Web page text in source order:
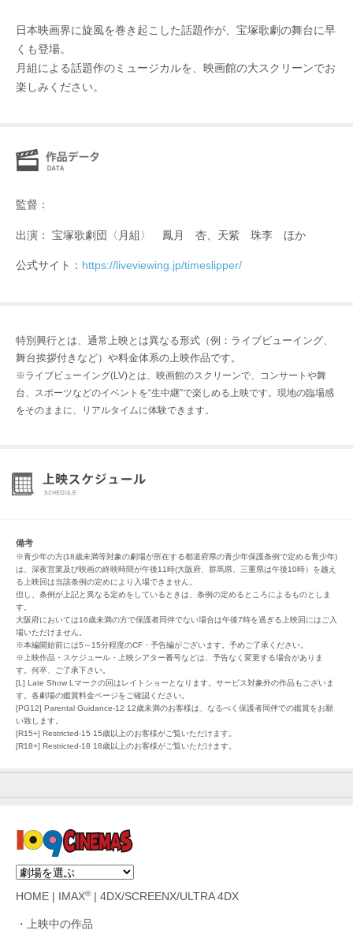
日本映画界に旋風を巻き起こした話題作が、宝塚歌劇の舞台に早
くも登場。
月組による話題作のミュージカルを、映画館の大スクリーンでお
楽しみください。
監督：
出演： 宝塚歌劇団〈月組〉 鳳月 杏、天紫 珠李 ほか
公式サイト： https://liveviewing.jp/timeslipper/
特別興行とは、通常上映とは異なる形式（例：ライブビューイング、
舞台挨拶付きなど）や料金体系の上映作品です。
※ライブビューイング(LV)とは、映画館のスクリーンで、コンサートや舞
台、スポーツなどのイベントを“生中継”で楽しめる上映です。現地の臨場感
をそのままに、リアルタイムに体験できます。
備考
※青少年の方(18歳未満等対象の劇場が所在する都道府県の青少年保護条例で定める青少年)
は、深夜営業及び映画の終映時間が午後11時(大阪府、群馬県、三重県は午後10時）を越え
る上映回は当該条例の定めにより入場できません。
但し、条例が上記と異なる定めをしているときは、条例の定めるところによるものとしま
す。
大阪府においては16歳未満の方で保護者同伴でない場合は午後7時を過ぎる上映回にはご入
場いただけません。
※本編開始前には5～15分程度のCF・予告編がございます。予めご了承ください。
※上映作品・スケジュール・上映シアター番号などは、予告なく変更する場合がありま
す。何卒、ご了承下さい。
[L] Late Show Lマークの回はレイトショーとなります。サービス対象外の作品もございま
す。各劇場の鑑賞料金ページをご確認ください。
[PG12] Parental Guidance-12 12歳未満のお客様は、なるべく保護者同伴での鑑賞をお願
い致します。
[R15+] Restricted-15 15歳以上のお客様がご覧いただけます。
[R18+] Restricted-18 18歳以上のお客様がご覧いただけます。
HOME IMAX®| 4DX/SCREENX/ULTRA 4DX
上映中の作品